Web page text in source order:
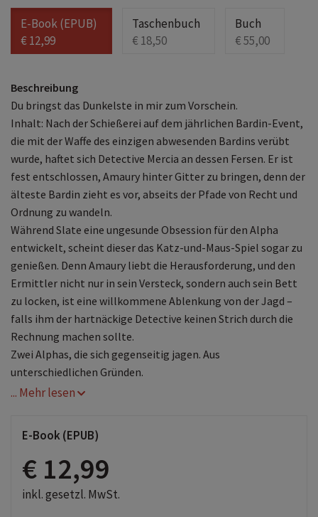
E-Book (EPUB)
€ 12,99
Taschenbuch
€ 18,50
Buch
€ 55,00
Beschreibung
Du bringst das Dunkelste in mir zum Vorschein.
Inhalt: Nach der Schießerei auf dem jährlichen Bardin-Event,
die mit der Waffe des einzigen abwesenden Bardins verübt
wurde, haftet sich Detective Mercia an dessen Fersen. Er ist
fest entschlossen, Amaury hinter Gitter zu bringen, denn der
älteste Bardin zieht es vor, abseits der Pfade von Recht und
Ordnung zu wandeln.
Während Slate eine ungesunde Obsession für den Alpha
entwickelt, scheint dieser das Katz-und-Maus-Spiel sogar zu
genießen. Denn Amaury liebt die Herausforderung, und den
Ermittler nicht nur in sein Versteck, sondern auch sein Bett
zu locken, ist eine willkommene Ablenkung von der Jagd –
falls ihm der hartnäckige Detective keinen Strich durch die
Rechnung machen sollte.
Zwei Alphas, die sich gegenseitig jagen. Aus
unterschiedlichen Gründen.
... Mehr lesen
E-Book (EPUB)
€ 12,99
inkl. gesetzl. MwSt.